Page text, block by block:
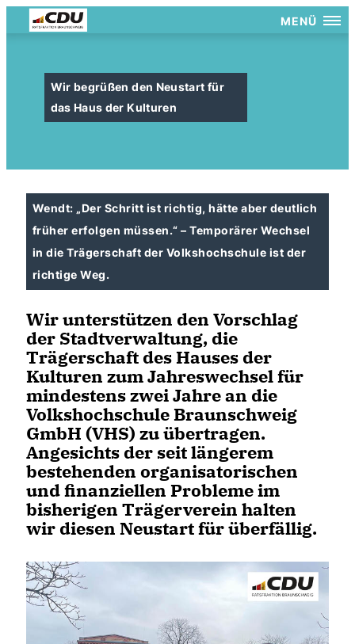
MENÜ
Wir begrüßen den Neustart für
das Haus der Kulturen
Wendt: „Der Schritt ist richtig, hätte aber deutlich
früher erfolgen müssen.“ – Temporärer Wechsel
in die Trägerschaft der Volkshochschule ist der
richtige Weg.
Wir unterstützen den Vorschlag
der Stadtverwaltung, die
Trägerschaft des Hauses der
Kulturen zum Jahreswechsel für
mindestens zwei Jahre an die
Volkshochschule Braunschweig
GmbH (VHS) zu übertragen.
Angesichts der seit längerem
bestehenden organisatorischen
und finanziellen Probleme im
bisherigen Trägerverein halten
wir diesen Neustart für überfällig.